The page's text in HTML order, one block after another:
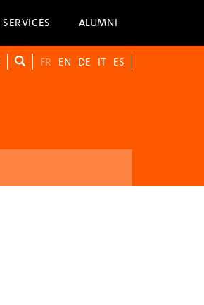
SERVICES ALUMNI
FR EN DE IT ES